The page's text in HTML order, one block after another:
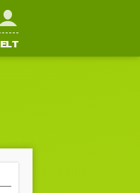
Mein FFH